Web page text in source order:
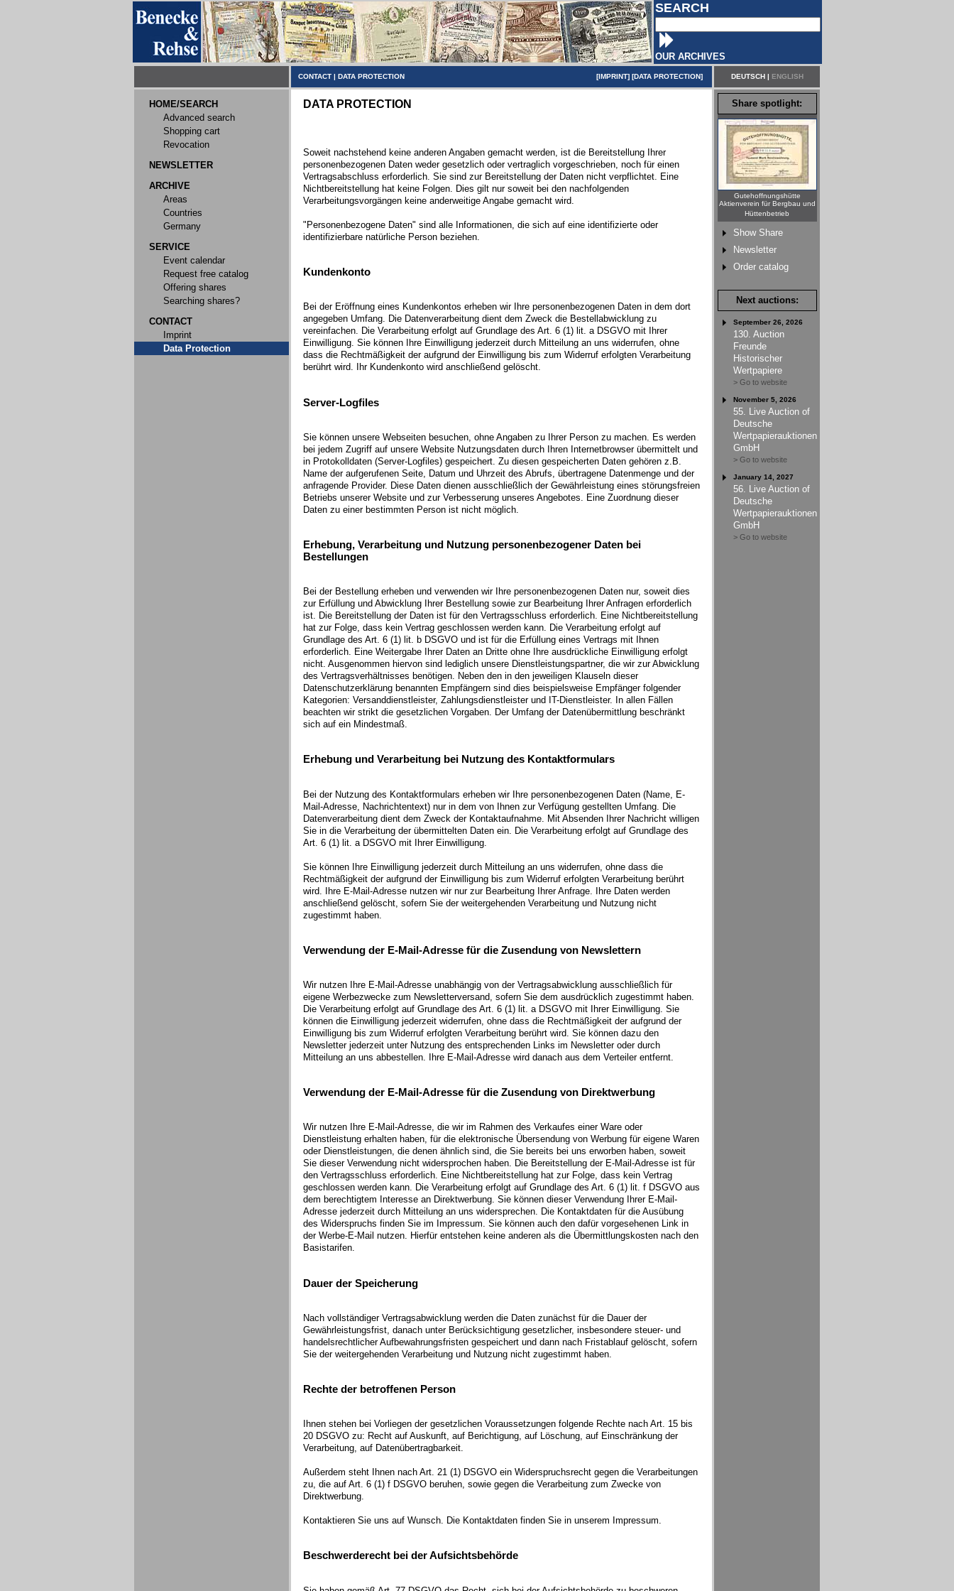
SEARCH
OUR ARCHIVES
CONTACT | DATA PROTECTION [IMPRINT] [DATA PROTECTION] DEUTSCH| ENGLISH
HOME/SEARCH
Advanced search
Shopping cart
Revocation
NEWSLETTER
ARCHIVE
Areas
Countries
Germany
SERVICE
Event calendar
Request free catalog
Offering shares
Searching shares?
CONTACT
Imprint
Data Protection
DATA PROTECTION
Soweit nachstehend keine anderen Angaben gemacht werden, ist die Bereitstellung Ihrer
personenbezogenen Daten weder gesetzlich oder vertraglich vorgeschrieben, noch für einen
Vertragsabschluss erforderlich. Sie sind zur Bereitstellung der Daten nicht verpflichtet. Eine
Nichtbereitstellung hat keine Folgen. Dies gilt nur soweit bei den nachfolgenden
Verarbeitungsvorgängen keine anderweitige Angabe gemacht wird.
"Personenbezogene Daten" sind alle Informationen, die sich auf eine identifizierte oder
identifizierbare natürliche Person beziehen.
Kundenkonto
Bei der Eröffnung eines Kundenkontos erheben wir Ihre personenbezogenen Daten in dem dort
angegeben Umfang. Die Datenverarbeitung dient dem Zweck die Bestellabwicklung zu
vereinfachen. Die Verarbeitung erfolgt auf Grundlage des Art. 6 (1) lit. a DSGVO mit Ihrer
Einwilligung. Sie können Ihre Einwilligung jederzeit durch Mitteilung an uns widerrufen, ohne
dass die Rechtmäßigkeit der aufgrund der Einwilligung bis zum Widerruf erfolgten Verarbeitung
berührt wird. Ihr Kundenkonto wird anschließend gelöscht.
Server-Logfiles
Sie können unsere Webseiten besuchen, ohne Angaben zu Ihrer Person zu machen. Es werden
bei jedem Zugriff auf unsere Website Nutzungsdaten durch Ihren Internetbrowser übermittelt und
in Protokolldaten (Server-Logfiles) gespeichert. Zu diesen gespeicherten Daten gehören z.B.
Name der aufgerufenen Seite, Datum und Uhrzeit des Abrufs, übertragene Datenmenge und der
anfragende Provider. Diese Daten dienen ausschließlich der Gewährleistung eines störungsfreien
Betriebs unserer Website und zur Verbesserung unseres Angebotes. Eine Zuordnung dieser
Daten zu einer bestimmten Person ist nicht möglich.
Erhebung, Verarbeitung und Nutzung personenbezogener Daten bei
Bestellungen
Bei der Bestellung erheben und verwenden wir Ihre personenbezogenen Daten nur, soweit dies
zur Erfüllung und Abwicklung Ihrer Bestellung sowie zur Bearbeitung Ihrer Anfragen erforderlich
ist. Die Bereitstellung der Daten ist für den Vertragsschluss erforderlich. Eine Nichtbereitstellung
hat zur Folge, dass kein Vertrag geschlossen werden kann. Die Verarbeitung erfolgt auf
Grundlage des Art. 6 (1) lit. b DSGVO und ist für die Erfüllung eines Vertrags mit Ihnen
erforderlich. Eine Weitergabe Ihrer Daten an Dritte ohne Ihre ausdrückliche Einwilligung erfolgt
nicht. Ausgenommen hiervon sind lediglich unsere Dienstleistungspartner, die wir zur Abwicklung
des Vertragsverhältnisses benötigen. Neben den in den jeweiligen Klauseln dieser
Datenschutzerklärung benannten Empfängern sind dies beispielsweise Empfänger folgender
Kategorien: Versanddienstleister, Zahlungsdienstleister und IT-Dienstleister. In allen Fällen
beachten wir strikt die gesetzlichen Vorgaben. Der Umfang der Datenübermittlung beschränkt
sich auf ein Mindestmaß.
Erhebung und Verarbeitung bei Nutzung des Kontaktformulars
Bei der Nutzung des Kontaktformulars erheben wir Ihre personenbezogenen Daten (Name, E-
Mail-Adresse, Nachrichtentext) nur in dem von Ihnen zur Verfügung gestellten Umfang. Die
Datenverarbeitung dient dem Zweck der Kontaktaufnahme. Mit Absenden Ihrer Nachricht willigen
Sie in die Verarbeitung der übermittelten Daten ein. Die Verarbeitung erfolgt auf Grundlage des
Art. 6 (1) lit. a DSGVO mit Ihrer Einwilligung.
Sie können Ihre Einwilligung jederzeit durch Mitteilung an uns widerrufen, ohne dass die
Rechtmäßigkeit der aufgrund der Einwilligung bis zum Widerruf erfolgten Verarbeitung berührt
wird. Ihre E-Mail-Adresse nutzen wir nur zur Bearbeitung Ihrer Anfrage. Ihre Daten werden
anschließend gelöscht, sofern Sie der weitergehenden Verarbeitung und Nutzung nicht
zugestimmt haben.
Verwendung der E-Mail-Adresse für die Zusendung von Newslettern
Wir nutzen Ihre E-Mail-Adresse unabhängig von der Vertragsabwicklung ausschließlich für
eigene Werbezwecke zum Newsletterversand, sofern Sie dem ausdrücklich zugestimmt haben.
Die Verarbeitung erfolgt auf Grundlage des Art. 6 (1) lit. a DSGVO mit Ihrer Einwilligung. Sie
können die Einwilligung jederzeit widerrufen, ohne dass die Rechtmäßigkeit der aufgrund der
Einwilligung bis zum Widerruf erfolgten Verarbeitung berührt wird. Sie können dazu den
Newsletter jederzeit unter Nutzung des entsprechenden Links im Newsletter oder durch
Mitteilung an uns abbestellen. Ihre E-Mail-Adresse wird danach aus dem Verteiler entfernt.
Verwendung der E-Mail-Adresse für die Zusendung von Direktwerbung
Wir nutzen Ihre E-Mail-Adresse, die wir im Rahmen des Verkaufes einer Ware oder
Dienstleistung erhalten haben, für die elektronische Übersendung von Werbung für eigene Waren
oder Dienstleistungen, die denen ähnlich sind, die Sie bereits bei uns erworben haben, soweit
Sie dieser Verwendung nicht widersprochen haben. Die Bereitstellung der E-Mail-Adresse ist für
den Vertragsschluss erforderlich. Eine Nichtbereitstellung hat zur Folge, dass kein Vertrag
geschlossen werden kann. Die Verarbeitung erfolgt auf Grundlage des Art. 6 (1) lit. f DSGVO aus
dem berechtigtem Interesse an Direktwerbung. Sie können dieser Verwendung Ihrer E-Mail-
Adresse jederzeit durch Mitteilung an uns widersprechen. Die Kontaktdaten für die Ausübung
des Widerspruchs finden Sie im Impressum. Sie können auch den dafür vorgesehenen Link in
der Werbe-E-Mail nutzen. Hierfür entstehen keine anderen als die Übermittlungskosten nach den
Basistarifen.
Dauer der Speicherung
Nach vollständiger Vertragsabwicklung werden die Daten zunächst für die Dauer der
Gewährleistungsfrist, danach unter Berücksichtigung gesetzlicher, insbesondere steuer- und
handelsrechtlicher Aufbewahrungsfristen gespeichert und dann nach Fristablauf gelöscht, sofern
Sie der weitergehenden Verarbeitung und Nutzung nicht zugestimmt haben.
Rechte der betroffenen Person
Ihnen stehen bei Vorliegen der gesetzlichen Voraussetzungen folgende Rechte nach Art. 15 bis
20 DSGVO zu: Recht auf Auskunft, auf Berichtigung, auf Löschung, auf Einschränkung der
Verarbeitung, auf Datenübertragbarkeit.
Außerdem steht Ihnen nach Art. 21 (1) DSGVO ein Widerspruchsrecht gegen die Verarbeitungen
zu, die auf Art. 6 (1) f DSGVO beruhen, sowie gegen die Verarbeitung zum Zwecke von
Direktwerbung.
Kontaktieren Sie uns auf Wunsch. Die Kontaktdaten finden Sie in unserem Impressum.
Beschwerderecht bei der Aufsichtsbehörde
Share spotlight:
Gutehoffnungshütte
Aktienverein für Bergbau und
Hüttenbetrieb
Show Share
Newsletter
Order catalog
Next auctions:
September 26, 2026
130. Auction
Freunde
Historischer
Wertpapiere
> Go to website
November 5, 2026
55. Live Auction of
Deutsche
Wertpapierauktionen
GmbH
> Go to website
January 14, 2027
56. Live Auction of
Deutsche
Wertpapierauktionen
GmbH
> Go to website